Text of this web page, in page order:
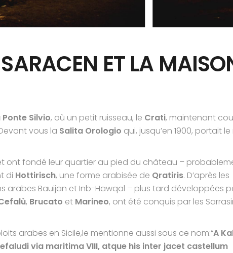
ET LA
Silvio, où un petit ruisseau, le Crati, maintenant
vous la Salita Orologio qui, jusqu’en 1900, portait
ont fondé leur quartier au pied du château –
di Hottirisch, une forme arabisée de Qratiris. D’après les
arabes Bauijan et Inb-Hawqal – plus tard développées
, Brucato et Marineo, ont été conquis par les
arabes en Sicile,le mentionne aussi sous ce nom:“A
via maritima VIII, atque his inter jacet castellum